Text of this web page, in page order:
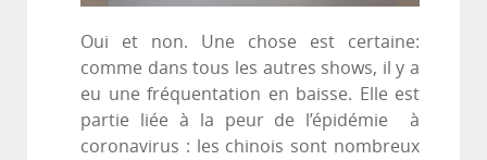
Oui et non. Une chose est certaine:
comme dans tous les autres shows, il y a
eu une fréquentation en baisse. Elle est
partie liée à la peur de l’épidémie à
coronavirus : les chinois sont nombreux